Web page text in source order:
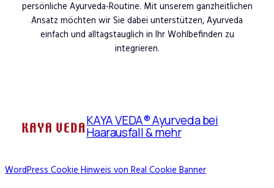
persönliche Ayurveda-Routine. Mit unserem ganzheitlichen
Ansatz möchten wir Sie dabei unterstützen, Ayurveda
einfach und alltagstauglich in Ihr Wohlbefinden zu
integrieren.
KAYA VEDA® Ayurveda bei
Haarausfall & mehr
WordPress Cookie Hinweis von Real Cookie Banner